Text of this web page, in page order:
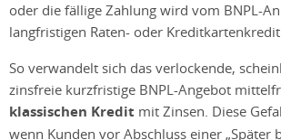
oder die fällige Zahlung wird vom BNPL-
langfristigen Raten- oder
So verwandelt sich das verlockende,
zinsfreie kurzfristige BNPL-Angebot
klassischen Kredit mit Zinsen. Diese
wenn Kunden vor Abschluss einer „Später